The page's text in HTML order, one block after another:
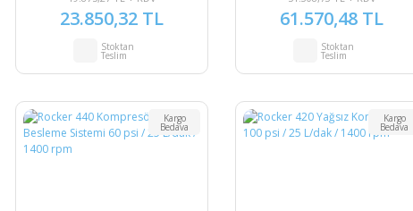
23.850,32 TL
Stoktan
Teslim
61.570,48 TL
Stoktan
Teslim
Kargo
Bedava
Kargo
Bedava